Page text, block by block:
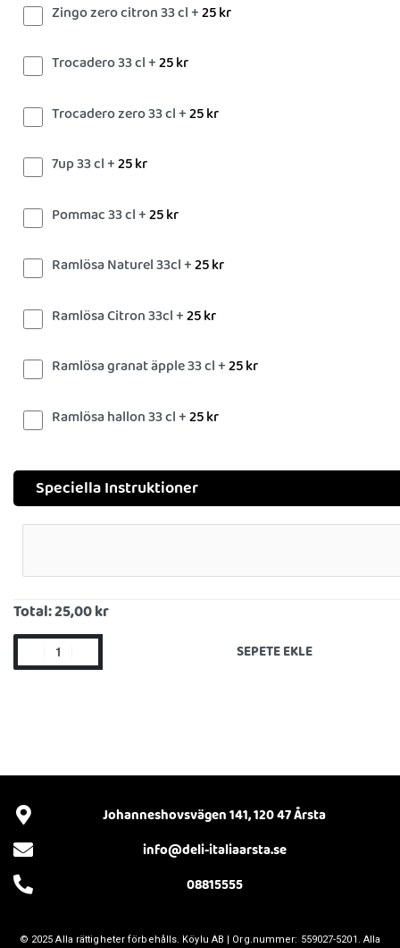
Zingo zero citron 33 cl +25kr
Trocadero 33 cl +25kr
Trocadero zero 33 cl +25kr
7up 33 cl +25kr
Pommac 33 cl +25kr
Ramlösa Naturel 33cl +25kr
Ramlösa Citron 33cl +25kr
Ramlösa granat äpple 33 cl +25kr
Ramlösa hallon 33 cl +25kr
Speciella Instruktioner
Total:25,00 kr
SEPETE EKLE
Johanneshovsvägen 141, 120 47 Årsta
info@deli-italiaarsta.se
08815555
© 2025 Alla rättigheter förbehålls. Köylu AB | Org.nummer: 559027-5201. Alla